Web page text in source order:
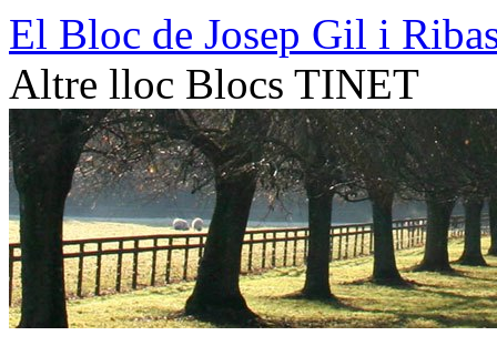
Vés
al
contingut
El Bloc de Josep Gil i
Altre lloc Blocs TINET